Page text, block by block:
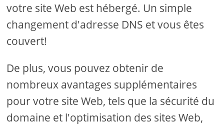
votre site Web est hébergé. Un simple
changement d'adresse DNS et vous êtes
couvert!
De plus, vous pouvez obtenir de
nombreux avantages supplémentaires
pour votre site Web, tels que la sécurité du
domaine et l'optimisation des sites Web,